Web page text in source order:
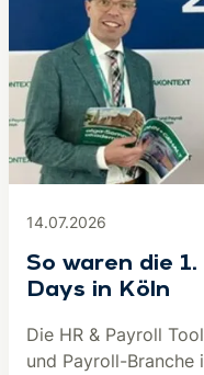
14.07.2026
So waren die
Days in Köln
Die HR & Payroll
und Payroll-Branche